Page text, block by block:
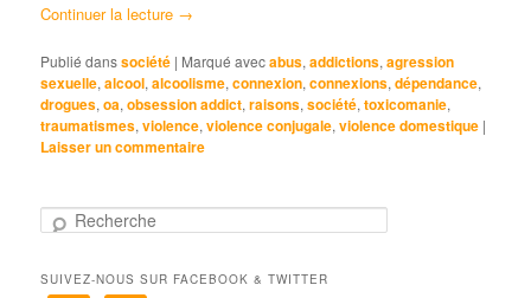
Continuer la lecture →
Publié danssociété | Marqué avecabus,addictions,agression
sexuelle,alcool,alcoolisme,connexion,connexions,dépendance,
drogues,oa,obsession addict,raisons,société,toxicomanie,
traumatismes,violence,violence conjugale,violence domestique |
Laisser un commentaire
h
SUIVEZ-NOUS SUR FACEBOOK & TWITTER